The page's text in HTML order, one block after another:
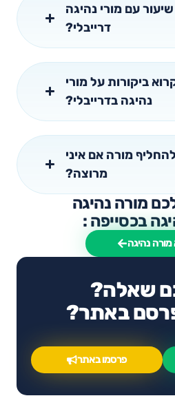
עם מורי נהיגה
דרייבלי?
ביקורות על מורי
נהיגה בדרייבלי?
מורה אם איני
מרוצה?
מורה נהיגה
בכסייפה :
נהיגה
שאלה?
באתר?
פרסמו באתר